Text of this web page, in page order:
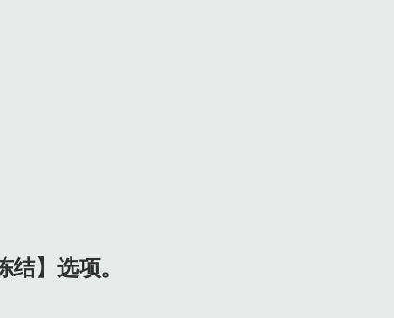
】选项。